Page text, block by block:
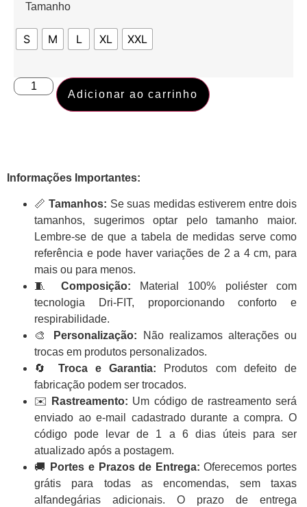
Tamanho
S M L XL XXL
Adicionar ao carrinho
Informações Importantes:
📏 Tamanhos: Se suas medidas estiverem entre dois
tamanhos, sugerimos optar pelo tamanho maior.
Lembre-se de que a tabela de medidas serve como
referência e pode haver variações de 2 a 4 cm, para
mais ou para menos.
🧵 Composição: Material 100% poliéster com
tecnologia Dri-FIT, proporcionando conforto e
respirabilidade.
🎨
Personalização: Não realizamos alterações ou
trocas em produtos personalizados.
🔄 Troca e Garantia:
Produtos com defeito de
fabricação podem ser trocados.
✉️
Rastreamento: Um código de rastreamento será
enviado ao e-mail cadastrado durante a compra. O
código pode levar de 1 a 6 dias úteis para ser
atualizado após a postagem.
🚚
Portes e Prazos de Entrega: Oferecemos portes
grátis para todas as encomendas, sem taxas
alfandegárias adicionais. O prazo de entrega